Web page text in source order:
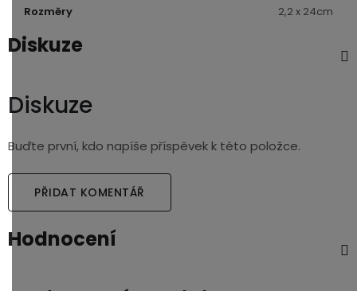
Rozměry 2,2 x 24cm
Diskuze
Diskuze
Buďte první, kdo napíše příspěvek k této položce.
PŘIDAT KOMENTÁŘ
Hodnocení